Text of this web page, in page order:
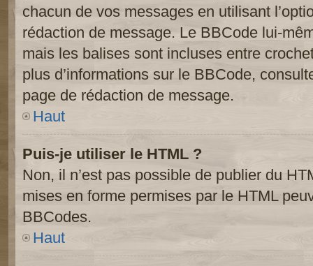
chacun de vos messages en utilisant
rédaction de message. Le BBCode lui-
mais les balises sont incluses entre
plus d’informations sur le BBCode,
page de rédaction de message.
Haut
Puis-je utiliser le HTML ?
Non, il n’est pas possible de publier du
mises en forme permises par le HTML
BBCodes.
Haut